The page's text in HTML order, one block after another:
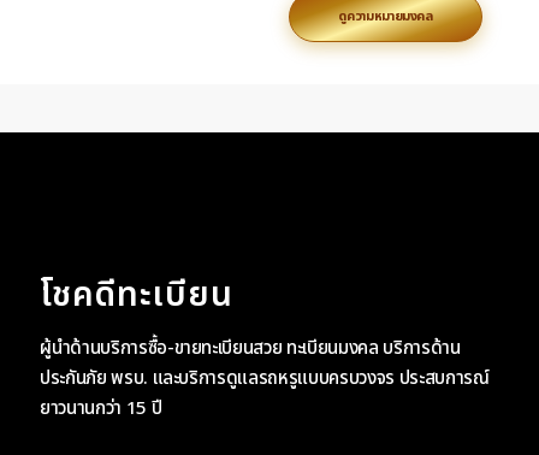
ดูความหมายมงคล
โชคดีทะเบียน
ผู้นำด้านบริการซื้อ-ขายทะเบียนสวย ทะเบียนมงคล บริการด้าน
ประกันภัย พรบ. และบริการดูแลรถหรูแบบครบวงจร ประสบการณ์
ยาวนานกว่า 15 ปี